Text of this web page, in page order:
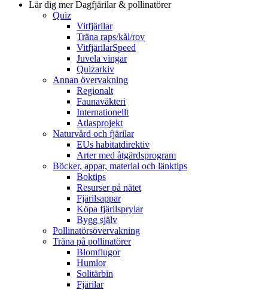
Lär dig merDagfjärilar & pollinatörer
Quiz
Vitfjärilar
Träna raps/kål/rov
VitfjärilarSpeed
Juvela vingar
Quizarkiv
Annan övervakning
Regionalt
Faunaväkteri
Internationellt
Atlasprojekt
Naturvård och fjärilar
EUs habitatdirektiv
Arter med åtgärdsprogram
Böcker, appar, material och länktips
Boktips
Resurser på nätet
Fjärilsappar
Köpa fjärilsprylar
Bygg själv
Pollinatörsövervakning
Träna på pollinatörer
Blomflugor
Humlor
Solitärbin
Fjärilar